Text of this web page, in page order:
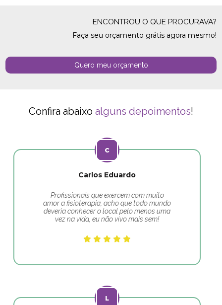
ENCONTROU O QUE PROCURAVA?
Faça seu orçamento grátis agora mesmo!
Quero meu orçamento
Confira abaixo alguns depoimentos!
Carlos Eduardo
Profissionais que exercem com muito
amor a fisioterapia, acho que todo mundo
deveria conhecer o local pelo menos uma
vez na vida, eu não vivo mais sem!